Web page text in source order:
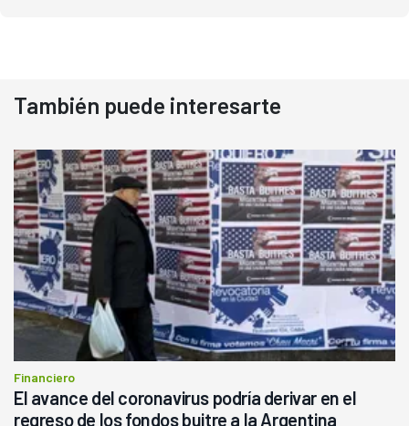
También puede interesarte
Financiero
El avance del coronavirus podría derivar en el
regreso de los fondos buitre a la Argentina